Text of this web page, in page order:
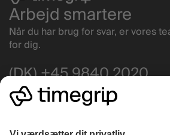
Arbejd smartere
Når du har brug for svar, er vores
for dig.
(DK) +45 9840 2020
(NO) +47 4630 0100
info@timegrip.com